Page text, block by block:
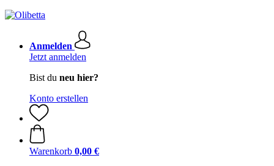
Anmelden
Jetzt anmelden
Bist du neu hier?
Konto erstellen
Warenkorb 0,00 €